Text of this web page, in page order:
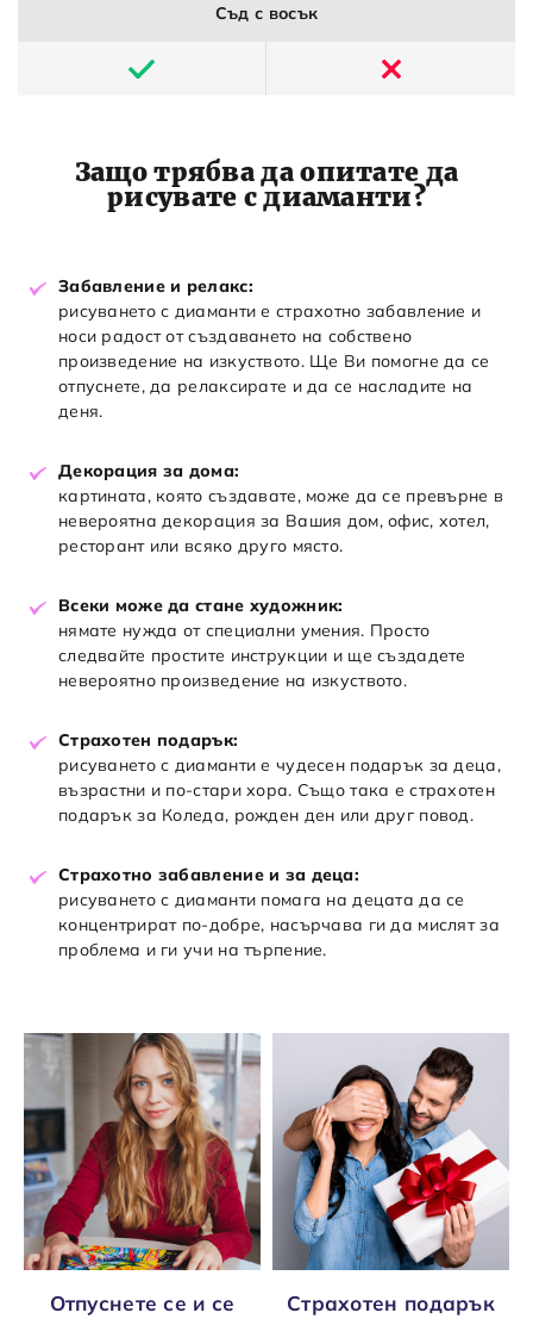
Съд с восък
Защо трябва да опитате да
рисувате с диаманти?
Забавление и релакс:
рисуването с диаманти е страхотно забавление и
носи радост от създаването на собствено
произведение на изкуството. Ще Ви помогне да се
отпуснете, да релаксирате и да се насладите на
деня.
Декорация за дома:
картината, която създавате, може да се превърне в
невероятна декорация за Вашия дом, офис, хотел,
ресторант или всяко друго място.
Всеки може да стане художник:
нямате нужда от специални умения. Просто
следвайте простите инструкции и ще създадете
невероятно произведение на изкуството.
Страхотен подарък:
рисуването с диаманти е чудесен подарък за деца,
възрастни и по-стари хора. Също така е страхотен
подарък за Коледа, рожден ден или друг повод.
Страхотно забавление и за деца:
рисуването с диаманти помага на децата да се
концентрират по-добре, насърчава ги да мислят за
проблема и ги учи на търпение.
Отпуснете се и се
Страхотен подарък